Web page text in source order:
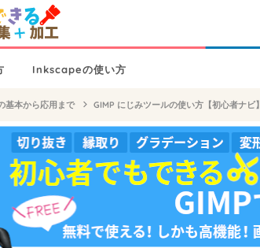
Inkscapeの使い方
基本から応用まで GIMP にじみツールの使い方【初心者ナビ】